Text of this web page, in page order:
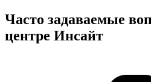
Часто задаваемые
центре Инсайт